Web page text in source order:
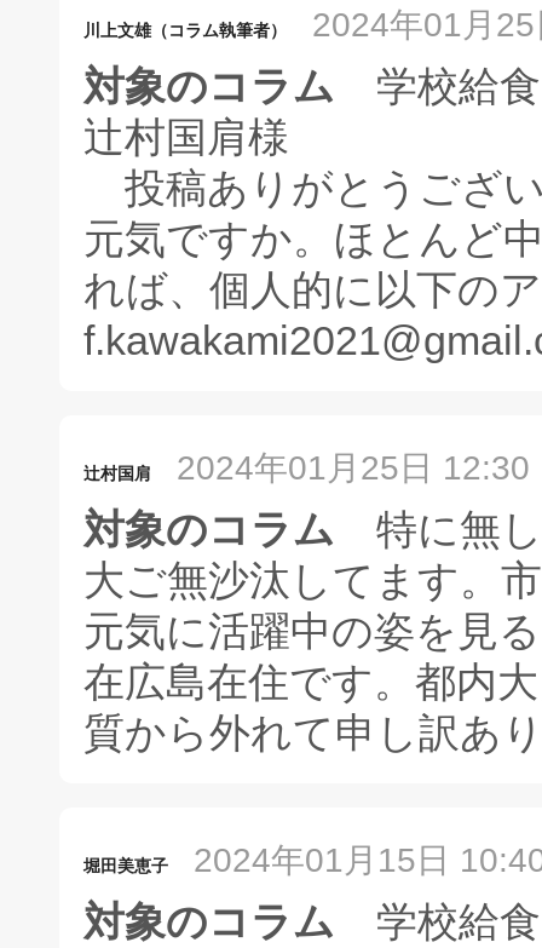
川上文雄（コラム執筆者） 2024年01月
対象のコラム 学校給
辻村国肩様
投稿ありがとうござ
元気ですか。ほとんど
れば、個人的に以下の
辻村国肩 2024年01月25日 12:30
対象のコラム 特に無し
大ご無沙汰してます。
元気に活躍中の姿を見
在広島在住です。都内
質から外れて申し訳あ
堀田美恵子 2024年01月15日
対象のコラム 学校給